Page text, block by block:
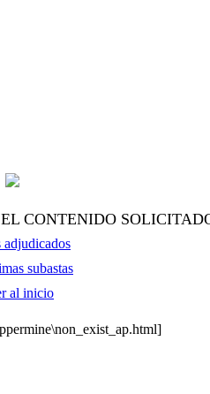
CONTENIDO
adjudicados
subastas
al inicio